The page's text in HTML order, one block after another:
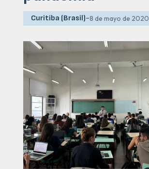
Curitiba (Brasil)-8 de mayo de 2020